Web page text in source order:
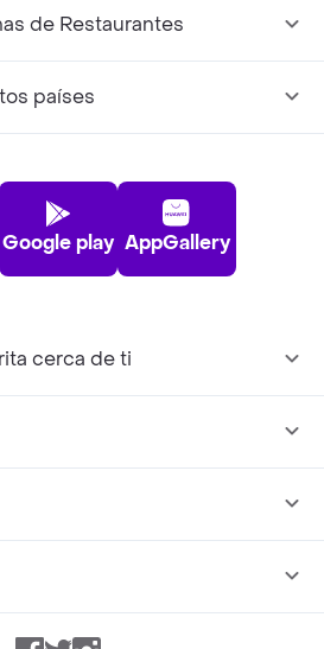
de Restaurantes
países
Google play AppGallery
cerca de ti